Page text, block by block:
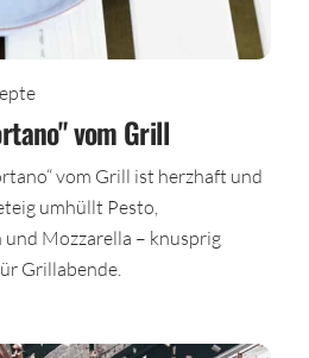
vom Grill
vom Grill ist herzhaft und
umhüllt Pesto,
und Mozzarella – knusprig
Grillabende.